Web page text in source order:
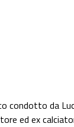
condotto da
ed ex